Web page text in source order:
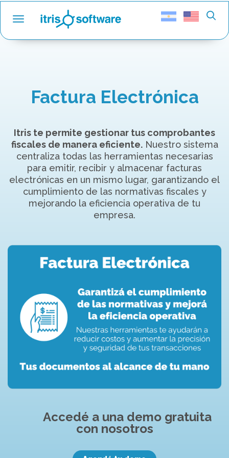
Toggle navigation
Factura Electrónica
Itris te permite gestionar tus comprobantes
fiscales de manera eficiente.Nuestro sistema
centraliza todas las herramientas necesarias
para emitir, recibir y almacenar facturas
electrónicas en un mismo lugar, garantizando el
cumplimiento de las normativas fiscales y
mejorando la eficiencia operativa de tu
empresa.
Accedé a una demo gratuita
con nosotros